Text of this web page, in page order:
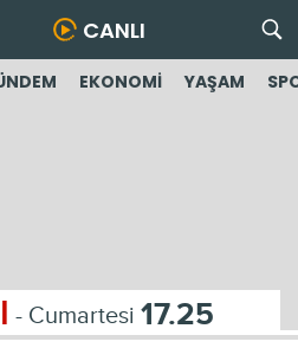
CANLI
EKONOMİ YAŞAM
- Cumartesi 17.25